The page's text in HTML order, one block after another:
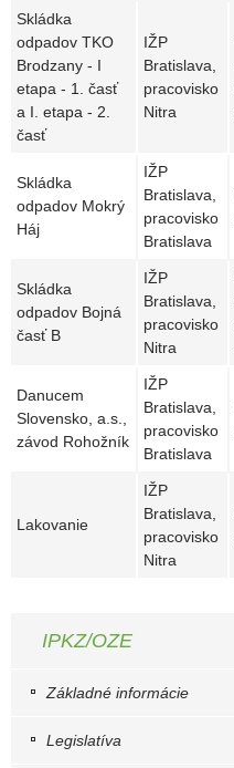
Skládka
odpadov TKO
Brodzany - I
etapa - 1. časť
a I. etapa - 2.
časť
IŽP
Bratislava,
pracovisko
Nitra
Skládka
odpadov Mokrý
Háj
IŽP
Bratislava,
pracovisko
Bratislava
Skládka
odpadov Bojná
časť B
IŽP
Bratislava,
pracovisko
Nitra
Danucem
Slovensko, a.s.,
závod Rohožník
IŽP
Bratislava,
pracovisko
Bratislava
Lakovanie
IŽP
Bratislava,
pracovisko
Nitra
IPKZ/OZE
Základné informácie
Legislatíva